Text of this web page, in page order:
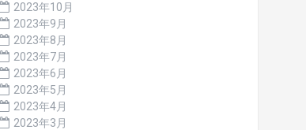
2023年10月
2023年9月
2023年8月
2023年7月
2023年6月
2023年5月
2023年4月
2023年3月